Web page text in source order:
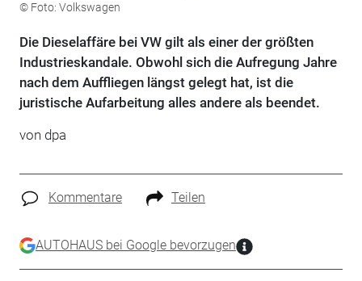
© Foto: Volkswagen
Die Dieselaffäre bei VW gilt als einer der größten
Industrieskandale. Obwohl sich die Aufregung Jahre
nach dem Auffliegen längst gelegt hat, ist die
juristische Aufarbeitung alles andere als beendet.
von dpa
Kommentare Teilen
AUTOHAUS bei Google bevorzugen